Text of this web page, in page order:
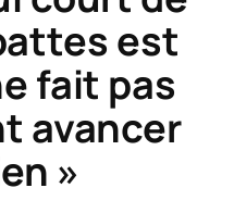
est
fait pas
avancer
»